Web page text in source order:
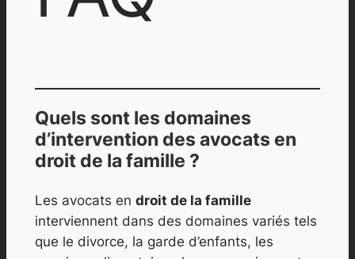
Quels sont les domaines
d’intervention des avocats en
droit de la famille ?
Les avocats en droit de la famille
interviennent dans des domaines variés tels
que le divorce, la garde d’enfants, les